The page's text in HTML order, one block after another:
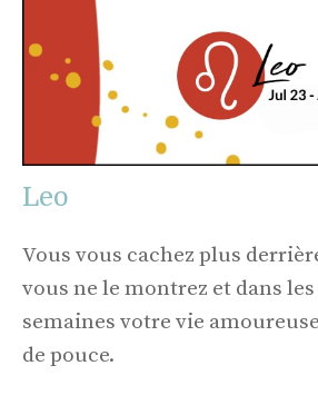
Leo
Vous vous cachez plus
vous ne le montrez et dans
semaines votre vie
de pouce.